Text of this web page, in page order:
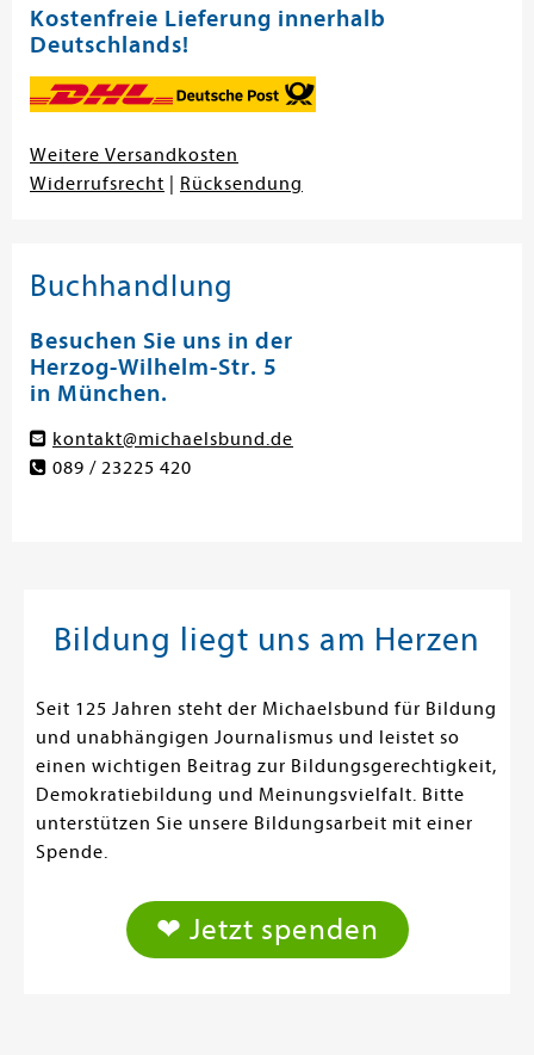
Kostenfreie Lieferung innerhalb
Deutschlands!
Weitere Versandkosten
Widerrufsrecht
Rücksendung
Buchhandlung
Besuchen Sie uns in der
Herzog-Wilhelm-Str. 5
in München.
kontakt@michaelsbund.de
089 / 23225 420
Bildung liegt uns am Herzen
Seit 125 Jahren steht der Michaelsbund für Bildung
und unabhängigen Journalismus und leistet so
einen wichtigen Beitrag zur Bildungsgerechtigkeit,
Demokratiebildung und Meinungsvielfalt. Bitte
unterstützen Sie unsere Bildungsarbeit mit einer
Spende.
❤ Jetzt spenden